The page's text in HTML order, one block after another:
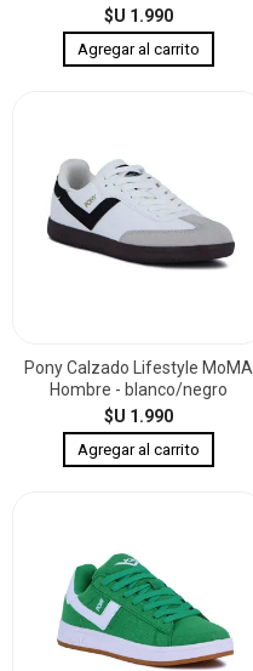
$U 1.990
Pony Calzado Lifestyle MoMA
Hombre - blanco/negro
$U 1.990